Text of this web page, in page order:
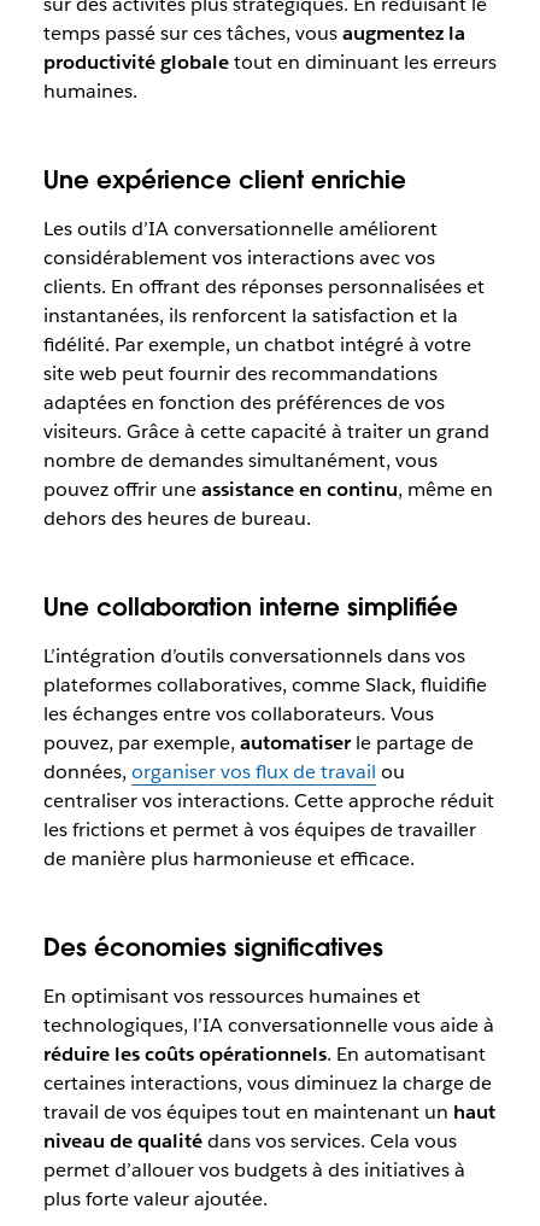
temps passé sur ces tâches, vousaugmentez la
productivité globaletout en diminuant les erreurs
humaines.
Une expérience client enrichie
Les outils d’IA conversationnelle améliorent
considérablement vos interactions avec vos
clients. En offrant des réponses personnalisées et
instantanées, ils renforcent la satisfaction et la
fidélité. Par exemple, un chatbot intégré à votre
site web peut fournir des recommandations
adaptées en fonction des préférences de vos
visiteurs. Grâce à cette capacité à traiter un grand
nombre de demandes simultanément, vous
pouvez offrir uneassistance en continu, même en
dehors des heures de bureau.
Une collaboration interne simplifiée
L’intégration d’outils conversationnels dans vos
plateformes collaboratives, comme Slack, fluidifie
les échanges entre vos collaborateurs. Vous
pouvez, par exemple, automatiserle partage de
données, organiser vos flux de travail ou
centraliser vos interactions. Cette approche réduit
les frictions et permet à vos équipes de travailler
de manière plus harmonieuse et efficace.
Des économies significatives
En optimisant vos ressources humaines et
technologiques, l’IA conversationnelle vous aide à
réduire les coûts opérationnels. En automatisant
certaines interactions, vous diminuez la charge de
travail de vos équipes tout en maintenant un haut
niveau de qualitédans vos services. Cela vous
permet d’allouer vos budgets à des initiatives à
plus forte valeur ajoutée.